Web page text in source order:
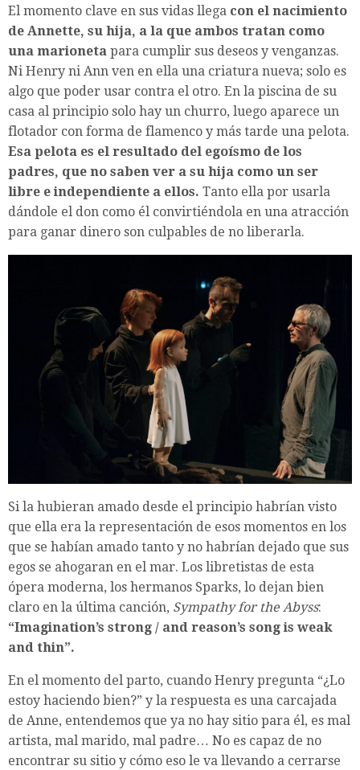
El momento clave en sus vidas llega con el nacimiento
de Annette, su hija, a la que ambos tratan como
una marioneta para cumplir sus deseos y venganzas.
Ni Henry ni Ann ven en ella una criatura nueva; solo es
algo que poder usar contra el otro. En la piscina de su
casa al principio solo hay un churro, luego aparece un
flotador con forma de flamenco y más tarde una pelota.
Esa pelota es el resultado del egoísmo de los
padres, que no saben ver a su hija como un ser
libre e independiente a ellos. Tanto ella por usarla
dándole el don como él convirtiéndola en una atracción
para ganar dinero son culpables de no liberarla.
Si la hubieran amado desde el principio habrían visto
que ella era la representación de esos momentos en los
que se habían amado tanto y no habrían dejado que sus
egos se ahogaran en el mar. Los libretistas de esta
ópera moderna, los hermanos Sparks, lo dejan bien
claro en la última canción, Sympathy for the Abyss:
“Imagination’s strong / and reason’s song is weak
and thin”.
En el momento del parto, cuando Henry pregunta “¿Lo
estoy haciendo bien?” y la respuesta es una carcajada
de Anne, entendemos que ya no hay sitio para él, es mal
artista, mal marido, mal padre… No es capaz de no
encontrar su sitio y cómo eso le va llevando a cerrarse